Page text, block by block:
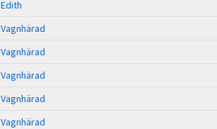
Edith
Vagnhärad
Vagnhärad
Vagnhärad
Vagnhärad
Vagnhärad